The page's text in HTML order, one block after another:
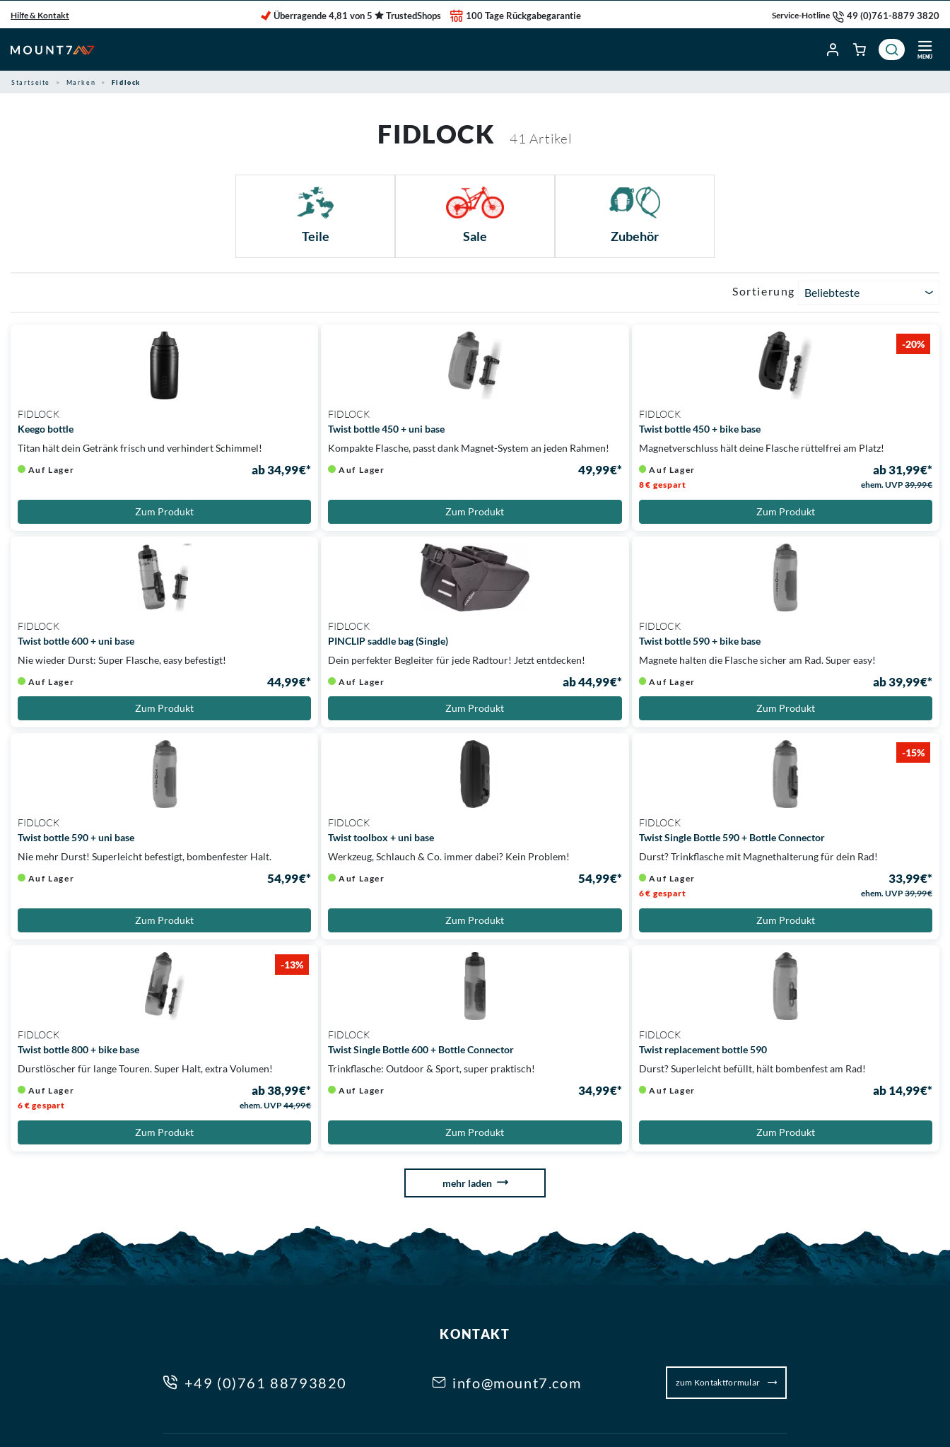
Inhalt
springen
Hilfe & Kontakt Überragende 4,81 von 5 TrustedShops 100 Tage Rückgabegarantie Service-Hotline 49 (0)761-8879 3820
MENÜ
Startseite Marken Fidlock
FIDLOCK 41 Artikel
Teile Sale Zubehör
Sortierung Beliebteste
FIDLOCK
Keego bottle
Titan hält dein Getränk frisch und verhindert Schimmel!
Auf Lager ab 34,99 €*
Zum Produkt
FIDLOCK
Twist bottle 450 + uni base
Kompakte Flasche, passt dank Magnet-System an jeden Rahmen!
Auf Lager 49,99 €*
Zum Produkt
-20%
FIDLOCK
Twist bottle 450 + bike base
Magnetverschluss hält deine Flasche rüttelfrei am Platz!
Auf Lager ab 31,99 €*
8 € gespart ehem. UVP 39,99 €
Zum Produkt
FIDLOCK
Twist bottle 600 + uni base
Nie wieder Durst: Super Flasche, easy befestigt!
Auf Lager 44,99 €*
Zum Produkt
FIDLOCK
PINCLIP saddle bag (Single)
Dein perfekter Begleiter für jede Radtour! Jetzt entdecken!
Auf Lager ab 44,99 €*
Zum Produkt
FIDLOCK
Twist bottle 590 + bike base
Magnete halten die Flasche sicher am Rad. Super easy!
Auf Lager ab 39,99 €*
Zum Produkt
FIDLOCK
Twist bottle 590 + uni base
Nie mehr Durst! Superleicht befestigt, bombenfester Halt.
Auf Lager 54,99 €*
Zum Produkt
FIDLOCK
Twist toolbox + uni base
Werkzeug, Schlauch & Co. immer dabei? Kein Problem!
Auf Lager 54,99 €*
Zum Produkt
-15%
FIDLOCK
Twist Single Bottle 590 + Bottle Connector
Durst? Trinkflasche mit Magnethalterung für dein Rad!
Auf Lager 33,99 €*
6 € gespart ehem. UVP 39,99 €
Zum Produkt
-13%
FIDLOCK
Twist bottle 800 + bike base
Durstlöscher für lange Touren. Super Halt, extra Volumen!
Auf Lager ab 38,99 €*
6 € gespart ehem. UVP44,99 €
Zum Produkt
FIDLOCK
Twist Single Bottle 600 + Bottle Connector
Trinkflasche: Outdoor & Sport, super praktisch!
Auf Lager 34,99 €*
Zum Produkt
FIDLOCK
Twist replacement bottle 590
Durst? Superleicht befüllt, hält bombenfest am Rad!
Auf Lager ab 14,99 €*
Zum Produkt
mehr laden
KONTAKT
+49 (0)761 88793820 info@mount7.com zum Kontaktformular